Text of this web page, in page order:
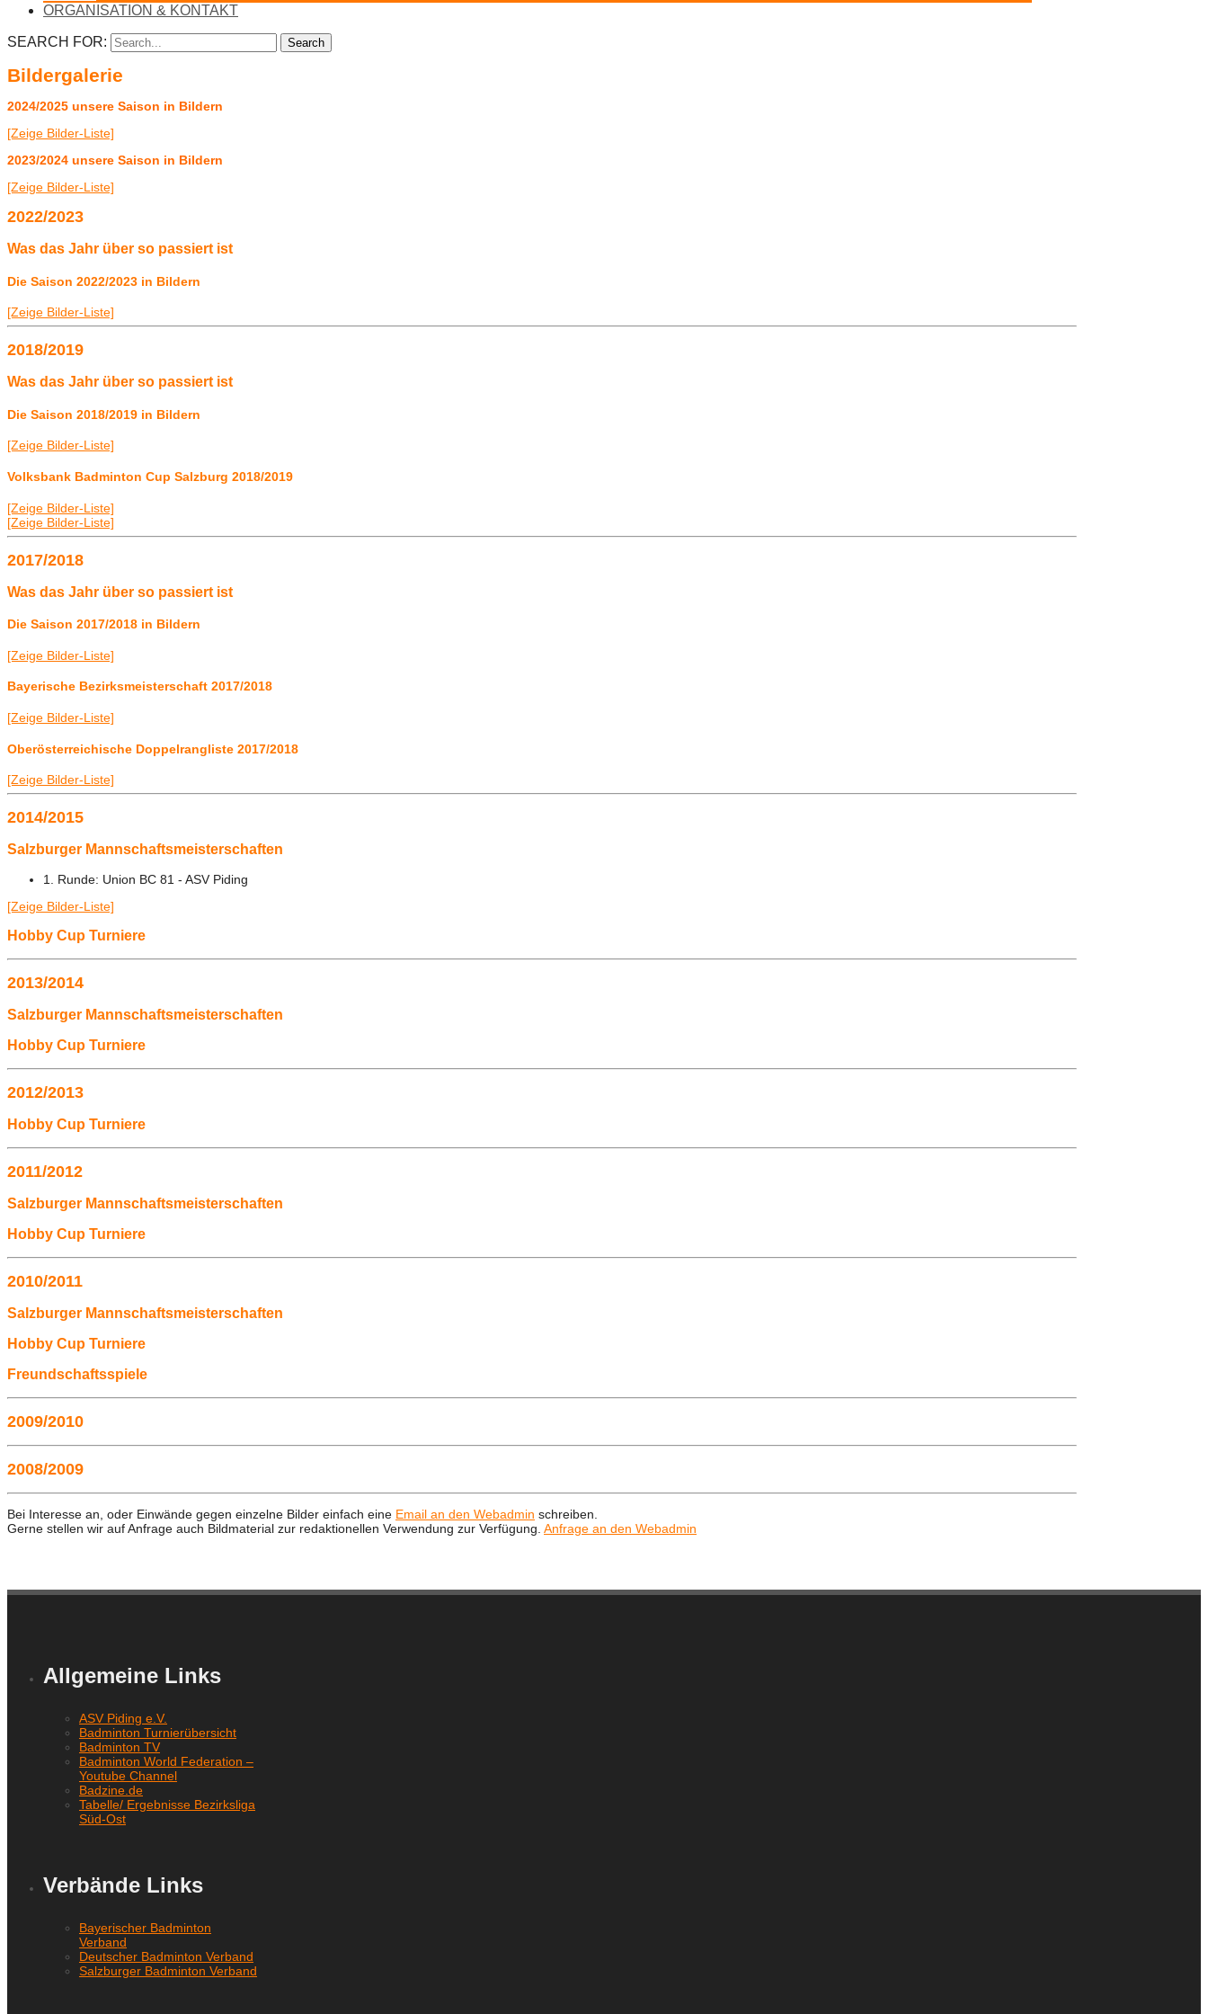
ORGANISATION & KONTAKT
SEARCH FOR: Search
Bildergalerie
2024/2025 unsere Saison in Bildern
[Zeige Bilder-Liste]
2023/2024 unsere Saison in Bildern
[Zeige Bilder-Liste]
2022/2023
Was das Jahr über so passiert ist
Die Saison 2022/2023 in Bildern
[Zeige Bilder-Liste]
2018/2019
Was das Jahr über so passiert ist
Die Saison 2018/2019 in Bildern
[Zeige Bilder-Liste]
Volksbank Badminton Cup Salzburg 2018/2019
[Zeige Bilder-Liste]
[Zeige Bilder-Liste]
2017/2018
Was das Jahr über so passiert ist
Die Saison 2017/2018 in Bildern
[Zeige Bilder-Liste]
Bayerische Bezirksmeisterschaft 2017/2018
[Zeige Bilder-Liste]
Oberösterreichische Doppelrangliste 2017/2018
[Zeige Bilder-Liste]
2014/2015
Salzburger Mannschaftsmeisterschaften
1. Runde: Union BC 81 - ASV Piding
[Zeige Bilder-Liste]
Hobby Cup Turniere
2013/2014
Salzburger Mannschaftsmeisterschaften
Hobby Cup Turniere
2012/2013
Hobby Cup Turniere
2011/2012
Salzburger Mannschaftsmeisterschaften
Hobby Cup Turniere
2010/2011
Salzburger Mannschaftsmeisterschaften
Hobby Cup Turniere
Freundschaftsspiele
2009/2010
2008/2009
Bei Interesse an, oder Einwände gegen einzelne Bilder einfach eine Email an den Webadmin schreiben.
Gerne stellen wir auf Anfrage auch Bildmaterial zur redaktionellen Verwendung zur Verfügung. Anfrage an den Webadmin
Allgemeine Links
ASV Piding e.V.
Badminton Turnierübersicht
Badminton TV
Badminton World Federation –
Youtube Channel
Badzine.de
Tabelle/ Ergebnisse Bezirksliga
Süd-Ost
Verbände Links
Bayerischer Badminton
Verband
Deutscher Badminton Verband
Salzburger Badminton Verband